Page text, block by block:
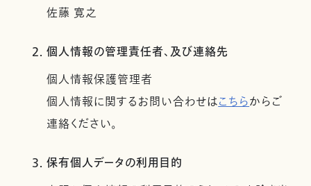
佐藤 寛之
2. 個人情報の管理責任者、及び連絡先
個人情報保護管理者
個人情報に関するお問い合わせはこちらからご
連絡ください。
3. 保有個人データの利用目的